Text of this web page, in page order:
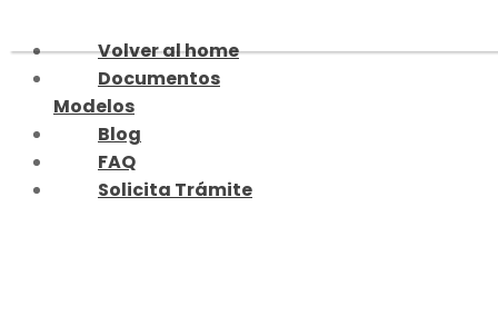
to
content
Volver al home
Documentos
Modelos
Blog
FAQ
Solicita Trámite